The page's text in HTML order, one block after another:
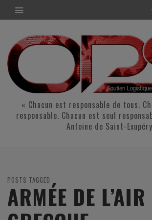
« Chacun est responsable de tous.
responsable. Chacun est seul
Antoine de Saint-Exupéry
POSTS TAGGED
ARMÉE DE L’AIR